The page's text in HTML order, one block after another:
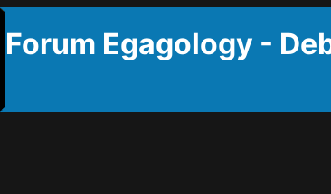
Forum Egagology -